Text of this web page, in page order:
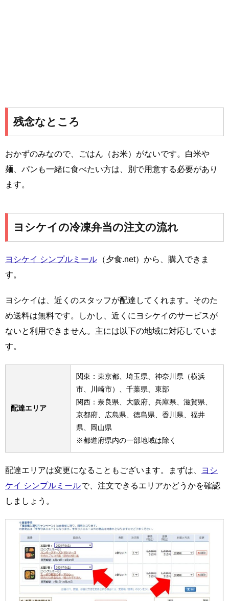
残念なところ
おかずのみなので、ごはん（お米）がないです。白米や
麺、パンも一緒に食べたい方は、別で用意する必要があり
ます。
ヨシケイの冷凍弁当の注文の流れ
ヨシケイ シンプルミール （夕食.net）から、購入できま
す。
ヨシケイは、近くのスタッフが配達してくれます。そのた
め送料は無料です。しかし、近くにヨシケイのサービスが
ないと利用できません。主には以下の地域に対応していま
す。
配達エリア
関東：東京都、埼玉県、神奈川県（横浜
市、川崎市）、千葉県、東部
関西：奈良県、大阪府、兵庫県、滋賀県、
京都府、広島県、徳島県、香川県、福井
県、岡山県
※都道府県内の一部地域は除く
配達エリアは変更になることもございます。まずは、
ヨシ
ケイ シンプルミールで、注文できるエリアかどうかを確認
しましょう。